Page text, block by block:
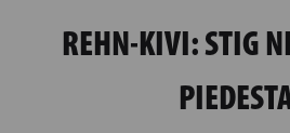
REHN-KIVI: STIG